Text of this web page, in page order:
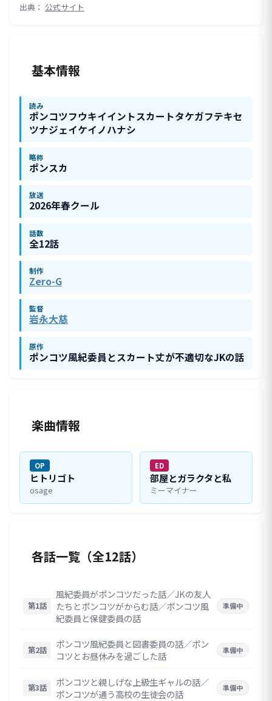
出典： 公式サイト
基本情報
読み
ポンコツフウキイイントスカートタケガフテキセ
ツナジェイケイノハナシ
略称
ポンスカ
放送
2026年春クール
話数
全12話
制作
Zero-G
監督
岩永大慈
原作
ポンコツ風紀委員とスカート丈が不適切なJKの話
楽曲情報
OP
ヒトリゴト
osage
ED
部屋とガラクタと私
ミーマイナー
各話一覧（全12話）
第1話
風紀委員がポンコツだった話／JKの友人
たちとポンコツがからむ話／ポンコツ風
紀委員と保健委員の話
準備中
第2話
ポンコツ風紀委員と図書委員の話／ポン
コツとお昼休みを過ごした話
準備中
第3話
ポンコツと親しげな上級生ギャルの話／
ポンコツが通う高校の生徒会の話
準備中